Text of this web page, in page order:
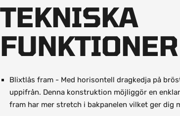
TEKNISKA
FUNKTIONER
Blixtlås fram - Med horisontell dragkedja på
uppifrån. Denna konstruktion möjliggör en
fram har mer stretch i bakpanelen vilket ger dig